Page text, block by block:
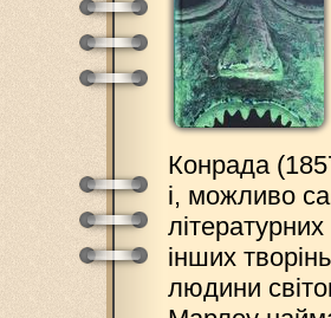
Конрада
і, можливо
інших
людини